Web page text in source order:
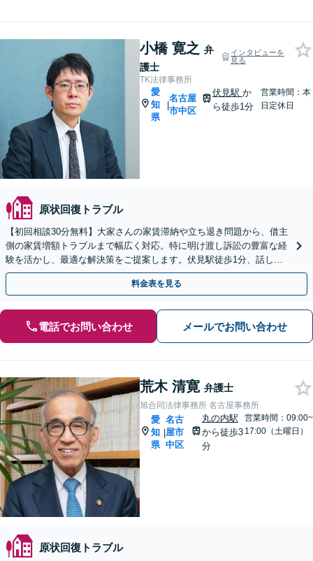
小橋 寛之 弁
護士
インタビューを
見る
TK法律事務所
愛
知
県
|
名古屋
市中区
伏見駅 か
ら徒歩1分
営業時間：本
日定休日
原状回復トラブル
【初回相談30分無料】大家さんの家賃滞納や立ち退き問題から、借主
側の家賃増額トラブルまで幅広く対応。特に明け渡し訴訟の豊富な経
験を活かし、最適な解決策をご提案します。伏見駅徒歩1分、話しや
すい弁護士が丁寧にお話を伺います。Web相談も可能。
料金表を見る
電話でお問い合わせ メールでお問い合わせ
荒木 清寛 弁護士
旭合同法律事務所 名古屋事務所
愛
知
県
|
名古
屋市
中区
丸の内駅
から徒歩3
分
営業時間：09:00~
17:00（土曜日）
原状回復トラブル